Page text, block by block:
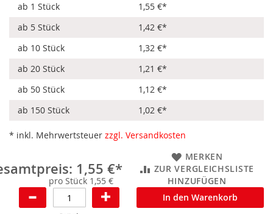
ab 1 Stück
1,55 €*
ab 5 Stück
1,42 €*
ab 10 Stück
1,32 €*
ab 20 Stück
1,21 €*
ab 50 Stück
1,12 €*
ab 150 Stück
1,02 €*
* inkl. Mehrwertsteuer zzgl. Versandkosten
1,55 €*
pro Stück 1,55 €
MERKEN
ZUR VERGLEICHSLISTE
HINZUFÜGEN
In den Warenkorb